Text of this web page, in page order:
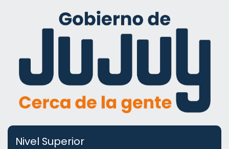
Nivel Superior